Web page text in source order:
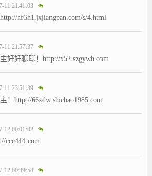
11 21:41:03
hf6h1.jxjiangpan.com/s/4.html
11 21:57:37
好好聊聊！http://x52.szgywh.com
11 23:51:39
！http://66xdw.shichao1985.com
12 00:01:02
ccc444.com
12 00:39:58